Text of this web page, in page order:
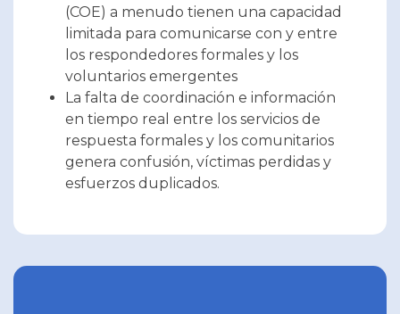
(COE) a menudo tienen una capacidad
limitada para comunicarse con y entre
los respondedores formales y los
voluntarios emergentes
La falta de coordinación e información
en tiempo real entre los servicios de
respuesta formales y los comunitarios
genera confusión, víctimas perdidas y
esfuerzos duplicados.